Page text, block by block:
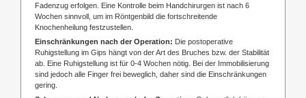
Fadenzug erfolgen. Eine Kontrolle beim Handchirurgen ist nach 6
Wochen sinnvoll, um im Röntgenbild die fortschreitende
Knochenheilung festzustellen.
Einschränkungen nach der Operation: Die postoperative
Ruhigstellung im Gips hängt von der Art des Bruches bzw. der Stabilität
ab. Eine Ruhigstellung ist für 0-4 Wochen nötig. Bei der Immobilisierung
sind jedoch alle Finger frei beweglich, daher sind die Einschränkungen
gering.